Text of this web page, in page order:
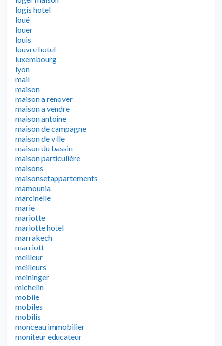
logis hotel
loué
louer
louis
louvre hotel
luxembourg
lyon
mail
maison
maison a renover
maison a vendre
maison antoine
maison de campagne
maison de ville
maison du bassin
maison particulière
maisons
maisonsetappartements
mamounia
marcinelle
marie
mariotte
mariotte hotel
marrakech
marriott
meilleur
meilleurs
meininger
michelin
mobile
mobiles
mobilis
monceau immobilier
moniteur educateur